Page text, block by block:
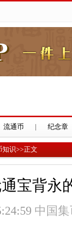
流通币 纪念章
知识>>正文
宝背永
中国